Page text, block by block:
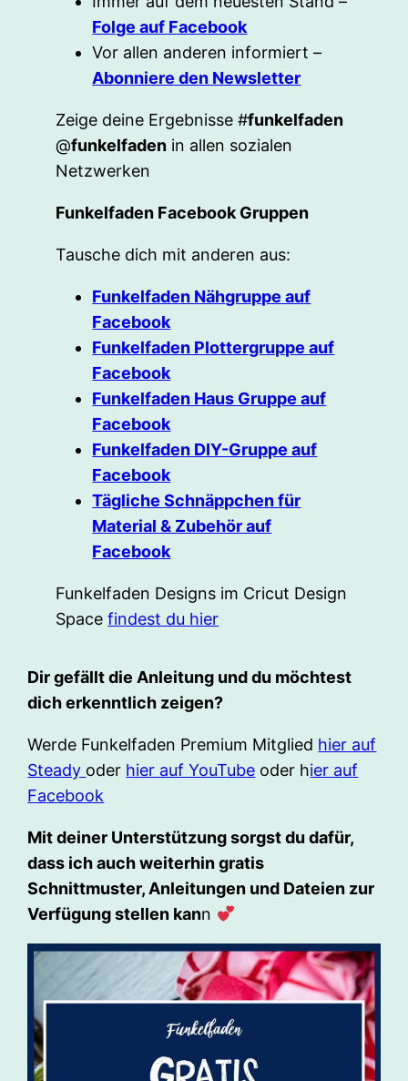
Folge auf Facebook
Vor allen anderen informiert –
Abonniere den Newsletter
Zeige deine Ergebnisse #funkelfaden
@funkelfaden in allen sozialen
Netzwerken
Funkelfaden Facebook Gruppen
Tausche dich mit anderen aus:
Funkelfaden Nähgruppe auf
Facebook
Funkelfaden Plottergruppe auf
Facebook
Funkelfaden Haus Gruppe auf
Facebook
Funkelfaden DIY-Gruppe auf
Facebook
Tägliche Schnäppchen für
Material & Zubehör auf
Facebook
Funkelfaden Designs im Cricut Design
Spacefindest du hier
Dir gefällt die Anleitung und du möchtest
dich erkenntlich zeigen?
Werde Funkelfaden Premium Mitglied hier auf
Steady oder hier auf YouTube oder hier auf
Facebook
Mit deiner Unterstützung sorgst du dafür,
dass ich auch weiterhin gratis
Schnittmuster, Anleitungen und Dateien zur
Verfügung stellen kann